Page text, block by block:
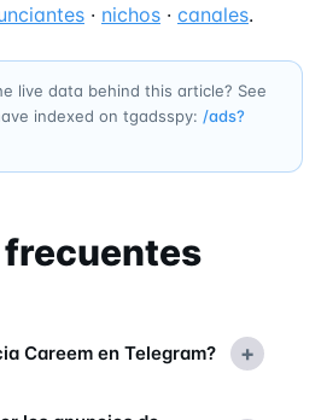
· nichos · canales.
live data behind this article? See
indexed on tgadsspy: /ads?
Careem en Telegram? +